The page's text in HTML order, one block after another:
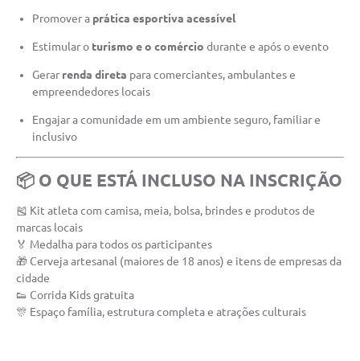
Promover a prática esportiva acessível
Estimular o turismo e o comércio durante e após o evento
Gerar renda direta para comerciantes, ambulantes e
empreendedores locais
Engajar a comunidade em um ambiente seguro, familiar e
inclusivo
📦 O QUE ESTÁ INCLUSO NA INSCRIÇÃO
🎽 Kit atleta com camisa, meia, bolsa, brindes e produtos de
marcas locais
🏅 Medalha para todos os participantes
🎁 Cerveja artesanal (maiores de 18 anos) e itens de empresas da
cidade
👟 Corrida Kids gratuita
🎊 Espaço família, estrutura completa e atrações culturais